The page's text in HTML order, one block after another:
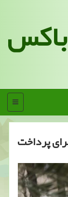
منو
پرداخت